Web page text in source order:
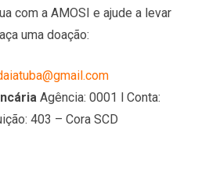
com a AMOSI e ajude a levar
uma doação:
Agência: 0001 l Conta:
403 – Cora SCD